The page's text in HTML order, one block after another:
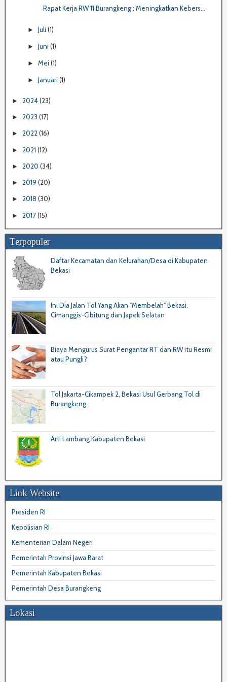
Rapat Kerja RW 11 Burangkeng : Meningkatkan Kebers...
► Juli (1)
► Juni (1)
► Mei (1)
► Januari (1)
► 2024(23)
► 2023 (17)
► 2022(16)
► 2021 (12)
► 2020 (34)
► 2019 (20)
► 2018 (30)
► 2017(15)
Terpopuler
Daftar Kecamatan dan Kelurahan/Desa di Kabupaten
Bekasi
Ini Dia Jalan Tol Yang Akan "Membelah" Bekasi,
Cimanggis-Cibitung dan Japek Selatan
Biaya Mengurus Surat Pengantar RT dan RW itu Resmi
atau Pungli?
Tol Jakarta-Cikampek 2, Bekasi Usul Gerbang Tol di
Burangkeng
Arti Lambang Kabupaten Bekasi
Link Website
Presiden RI
Kepolisian RI
Kementerian Dalam Negeri
Pemerintah Provinsi Jawa Barat
Pemerintah Kabupaten Bekasi
Pemerintah Desa Burangkeng
Lokasi